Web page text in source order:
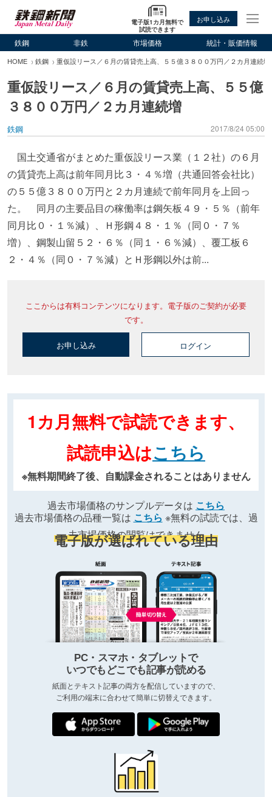
電子版1カ月無料で
試読できます
お申し込み
鉄鋼 非鉄 市場価格 統計・販価情報
HOME 鉄鋼 重仮設リース／６月の賃貸売上高、５５億３８００万円／２カ月連続増
重仮設リース／６月の賃貸売上高、５５億
３８００万円／２カ月連続増
鉄鋼 2017/8/24 05:00
国土交通省がまとめた重仮設リース業（１２社）の６月
の賃貸売上高は前年同月比３・４％増（共通回答会社比）
の５５億３８００万円と２カ月連続で前年同月を上回っ
た。 同月の主要品目の稼働率は鋼矢板４９・５％（前年
同月比０・１％減）、Ｈ形鋼４８・１％（同０・７％
増）、鋼製山留５２・６％（同１・６％減）、覆工板６
２・４％（同０・７％減）とＨ形鋼以外は前...
ここからは有料コンテンツになります。電子版のご契約が必要
です。
お申し込み ログイン
1カ月無料で試読できます、
試読申込はこちら
※無料期間終了後、自動課金されることはありません
過去市場価格のサンプルデータは こちら
過去市場価格の品種一覧は こちら ※無料の試読では、過
去市場価格の閲覧はできません
電子版が選ばれている理由
PC・スマホ・タブレットで
いつでもどこでも記事が読める
紙面とテキスト記事の両方を配信していますので、
ご利用の端末に合わせて簡単に切替えできます。